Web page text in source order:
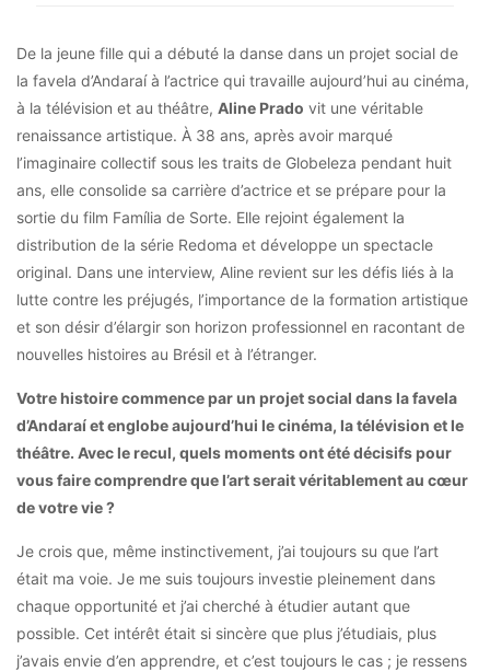
De la jeune fille qui a débuté la danse dans un projet social de
la favela d’Andaraí à l’actrice qui travaille aujourd’hui au cinéma,
à la télévision et au théâtre, Aline Prado vit une véritable
renaissance artistique. À 38 ans, après avoir marqué
l’imaginaire collectif sous les traits de Globeleza pendant huit
ans, elle consolide sa carrière d’actrice et se prépare pour la
sortie du film Família de Sorte. Elle rejoint également la
distribution de la série Redoma et développe un spectacle
original. Dans une interview, Aline revient sur les défis liés à la
lutte contre les préjugés, l’importance de la formation artistique
et son désir d’élargir son horizon professionnel en racontant de
nouvelles histoires au Brésil et à l’étranger.
Votre histoire commence par un projet social dans la favela
d’Andaraí et englobe aujourd’hui le cinéma, la télévision et le
théâtre. Avec le recul, quels moments ont été décisifs pour
vous faire comprendre que l’art serait véritablement au cœur
de votre vie ?
Je crois que, même instinctivement, j’ai toujours su que l’art
était ma voie. Je me suis toujours investie pleinement dans
chaque opportunité et j’ai cherché à étudier autant que
possible. Cet intérêt était si sincère que plus j’étudiais, plus
j’avais envie d’en apprendre, et c’est toujours le cas ; je ressens